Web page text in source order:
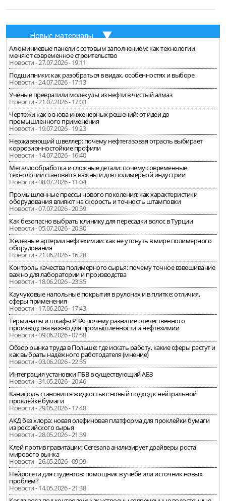
Новые материалы
Алюминиевые панели с сотовым заполнением: как технологии
меняют современное строительство
Новости - 27.07.2026 - 19:11
Подшипники: как разобраться в видах, особенностях и выборе
Новости - 24.07.2026 - 17:13
Учёные превратили молекулы из нефти в чистый алмаз
Новости - 21.07.2026 - 17:03
Чертежи как основа инженерных решений: от идеи до
промышленного применения
Новости - 19.07.2026 - 19:23
Нержавеющий швеллер: почему нефтегазовая отрасль выбирает
коррозионностойкие профили
Новости - 14.07.2026 - 16:40
Металлообработка и сложные детали: почему современные
технологии становятся важны и для полимерной индустрии
Новости - 08.07.2026 - 11:04
Промышленные прессы нового поколения: как характеристики
оборудования влияют на скорость и точность штамповки
Новости - 07.07.2026 - 20:59
Как безопасно выбрать клинику для пересадки волос в Турции
Новости - 05.07.2026 - 20:30
Железные артерии нефтехимии: как не утонуть в мире полимерного
оборудования
Новости - 21.06.2026 - 16:28
Контроль качества полимерного сырья: почему точное взвешивание
важно для лаборатории и производства
Новости - 18.06.2026 - 23:35
Каучуковые напольные покрытия в рулонах и в плитке: отличия,
сферы применения
Новости - 17.06.2026 - 17:43
Терминалы и шкафы РЗА: почему развитие отечественного
производства важно для промышленности и нефтехимии
Новости - 09.06.2026 - 07:58
Обзор рынка труда в Польше: где искать работу, какие сферы растут и
как выбрать надёжного работодателя (мнение)
Новости - 03.06.2026 - 22:55
Интеграция установки ПБВ в существующий АБЗ
Новости - 31.05.2026 - 20:46
Канифоль становится жидкостью: новый подход к нейтральной
проклейке бумаги
Новости - 29.05.2026 - 17:48
АКД без хлора: новая олефиновая платформа для проклейки бумаги
из российского сырья
Новости - 28.05.2026 - 21:39
Клей против гравитации: Ceresana анализирует драйверы роста
мирового рынка
Новости - 26.05.2026 - 09:09
Нейросети для студентов: помощник в учебе или источник новых
проблем?
Новости - 14.05.2026 - 21:38